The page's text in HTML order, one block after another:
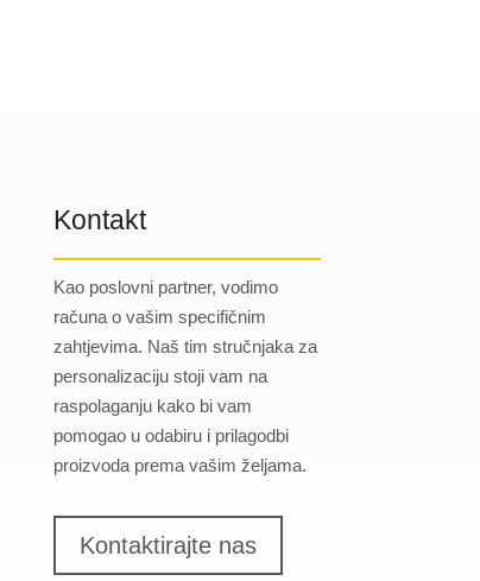
Kontakt
Kao poslovni partner, vodimo
računa o vašim specifičnim
zahtjevima. Naš tim stručnjaka za
personalizaciju stoji vam na
raspolaganju kako bi vam
pomogao u odabiru i prilagodbi
proizvoda prema vašim željama.
Kontaktirajte nas